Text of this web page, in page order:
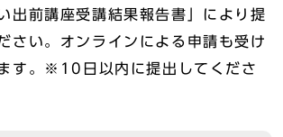
出前講座受講結果報告書」により提
さい。オンラインによる申請も受け
す。※10日以内に提出してくださ